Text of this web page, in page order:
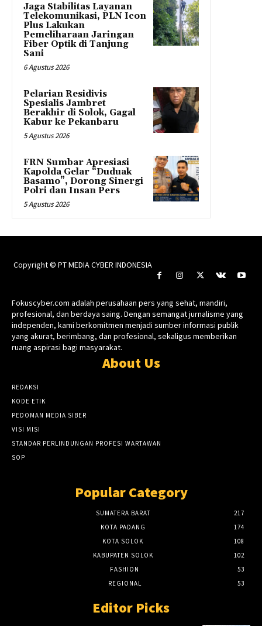
Jaga Stabilitas Layanan
Telekomunikasi, PLN Icon
Plus Lakukan
Pemeliharaan Jaringan
Fiber Optik di Tanjung
Sani
6 Agustus 2026
Pelarian Residivis
Spesialis Jambret
Berakhir di Solok, Gagal
Kabur ke Pekanbaru
5 Agustus 2026
FRN Sumbar Apresiasi
Kapolda Gelar “Duduak
Basamo”, Dorong Sinergi
Polri dan Insan Pers
5 Agustus 2026
Copyright © PT MEDIA CYBER INDONESIA
Fokuscyber.com adalah perusahaan pers yang sehat, mandiri,
profesional, dan berdaya saing. Dengan semangat jurnalisme yang
independen, kami berkomitmen menjadi sumber informasi publik
yang akurat, berimbang, dan profesional, sekaligus memberikan
ruang aspirasi bagi masyarakat.
About Us
REDAKSI
KODE ETIK
PEDOMAN MEDIA SIBER
VISI MISI
STANDAR PERLINDUNGAN PROFESI WARTAWAN
SOP
Popular Category
SUMATERA BARAT
217
KOTA PADANG
174
KOTA SOLOK
108
KABUPATEN SOLOK
102
FASHION
53
REGIONAL
53
Editor Picks